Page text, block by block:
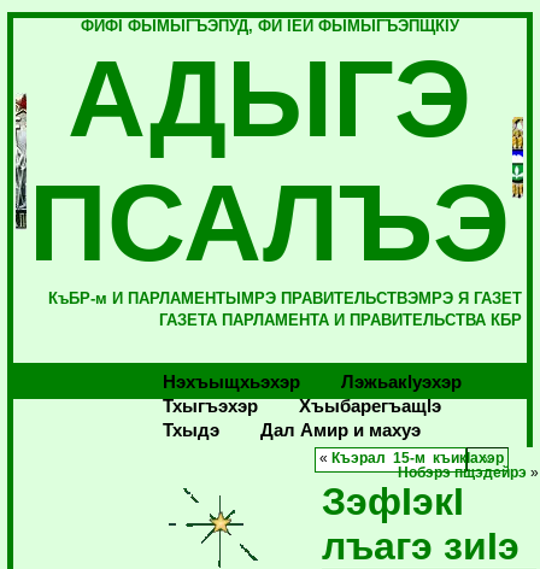
ФИФI ФЫМЫГЪЭПУД, ФИ IЕЙ ФЫМЫГЪЭПЩКIУ
АДЫГЭ
ПСАЛЪЭ
КъБР-м И ПАРЛАМЕНТЫМРЭ ПРАВИТЕЛЬСТВЭМРЭ Я ГАЗЕТ
ГАЗЕТА ПАРЛАМЕНТА И ПРАВИТЕЛЬСТВА КБР
Нэхъыщхьэхэр
Лэжьакlуэхэр
Тхыгъэхэр
Хъыбарегъащlэ
Тхыдэ
Дал Амир и махуэ
« Къэрал 15-м къикIахэр
Нобэрэ пщэдейрэ »
ЗэфIэкI
лъагэ зиIэ